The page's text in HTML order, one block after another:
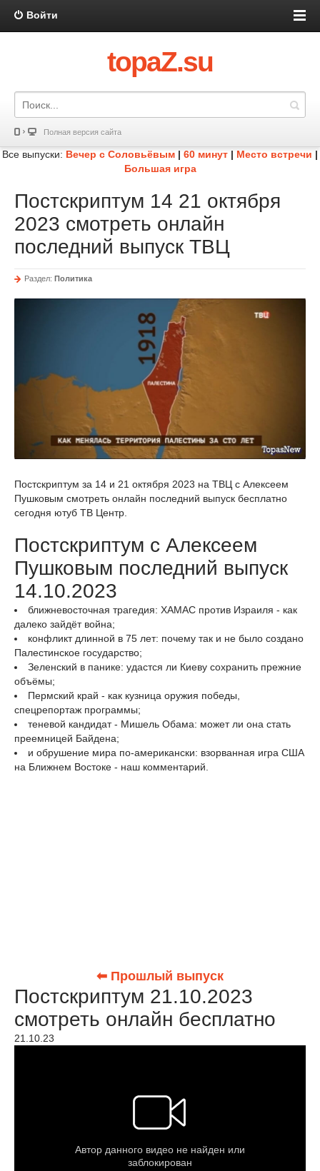
Войти
topaZ.su
Полная версия сайта
Все выпуски: Вечер с Соловьёвым | 60 минут | Место встречи |
Большая игра
Постскриптум 14 21 октября
2023 смотреть онлайн
последний выпуск ТВЦ
Раздел: Политика
Постскриптум за 14 и 21 октября 2023 на ТВЦ с Алексеем
Пушковым смотреть онлайн последний выпуск бесплатно
сегодня ютуб ТВ Центр.
Постскриптум с Алексеем
Пушковым последний выпуск
14.10.2023
ближневосточная трагедия: ХАМАС против Израиля - как
далеко зайдёт война;
конфликт длинной в 75 лет: почему так и не было создано
Палестинское государство;
Зеленский в панике: удастся ли Киеву сохранить прежние
объёмы;
Пермский край - как кузница оружия победы,
спецрепортаж программы;
теневой кандидат - Мишель Обама: может ли она стать
преемницей Байдена;
и обрушение мира по-американски: взорванная игра США
на Ближнем Востоке - наш комментарий.
⬅ Прошлый выпуск
Постскриптум 21.10.2023
смотреть онлайн бесплатно
21.10.23